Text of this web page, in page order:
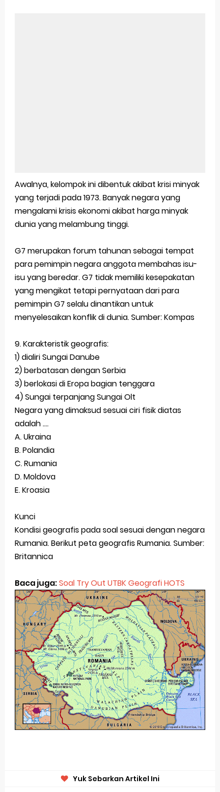
Awalnya, kelompok ini dibentuk akibat krisi minyak
yang terjadi pada 1973. Banyak negara yang
mengalami krisis ekonomi akibat harga minyak
dunia yang melambung tinggi.
G7 merupakan forum tahunan sebagai tempat
para pemimpin negara anggota membahas isu-
isu yang beredar. G7 tidak memiliki kesepakatan
yang mengikat tetapi pernyataan dari para
pemimpin G7 selalu dinantikan untuk
menyelesaikan konflik di dunia. Sumber: Kompas
9. Karakteristik geografis:
1) dialiri Sungai Danube
2) berbatasan dengan Serbia
3) berlokasi di Eropa bagian tenggara
4) Sungai terpanjang Sungai Olt
Negara yang dimaksud sesuai ciri fisik diatas
adalah ....
A. Ukraina
B. Polandia
C. Rumania
D. Moldova
E. Kroasia
Kunci
Kondisi geografis pada soal sesuai dengan negara
Rumania. Berikut peta geografis Rumania. Sumber:
Britannica
Baca juga:Soal Try Out UTBK Geografi HOTS
Yuk Sebarkan Artikel Ini